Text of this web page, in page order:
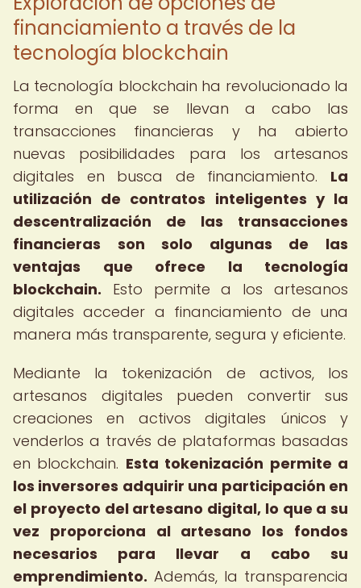
financiamiento a través de la
tecnología blockchain
La tecnología blockchain ha revolucionado la
forma en que se llevan a cabo las
transacciones financieras y ha abierto
nuevas posibilidades para los artesanos
digitales en busca de financiamiento. La
utilización de contratos inteligentes y la
descentralización de las transacciones
financieras son solo algunas de las
ventajas que ofrece la tecnología
blockchain. Esto permite a los artesanos
digitales acceder a financiamiento de una
manera más transparente, segura y eficiente.
Mediante la tokenización de activos, los
artesanos digitales pueden convertir sus
creaciones en activos digitales únicos y
venderlos a través de plataformas basadas
en blockchain. Esta tokenización permite a
los inversores adquirir una participación en
el proyecto del artesano digital, lo que a su
vez proporciona al artesano los fondos
necesarios para llevar a cabo su
emprendimiento. Además, la transparencia